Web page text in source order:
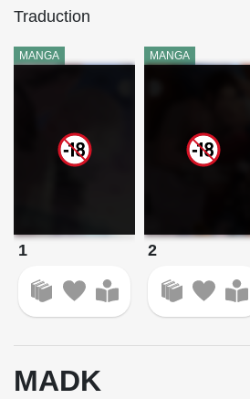
Traduction
MANGA
1
MANGA
2
MADK